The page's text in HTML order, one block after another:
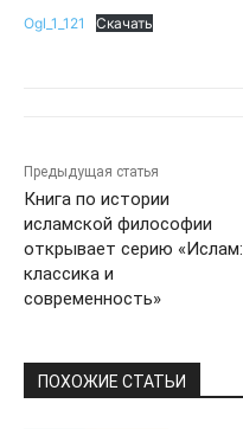
Ogl_1_121 Скачать
Предыдущая статья
Книга по истории
исламской философии
открывает серию «Ислам:
классика и
современность»
ПОХОЖИЕ СТАТЬИ